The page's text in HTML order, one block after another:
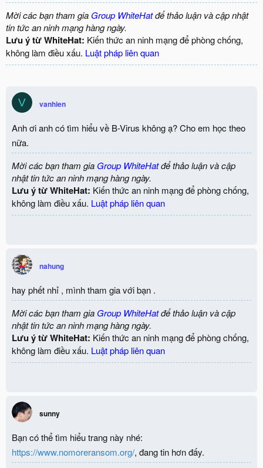
Mời các bạn tham gia Group WhiteHatđể thảo luận và cập nhật
tin tức an ninh mạng hàng ngày.
Lưu ý từ WhiteHat: Kiến thức an ninh mạng để phòng chống,
không làm điều xấu. Luật pháp liên quan
V vanhien
Anh ơi anh có tìm hiểu về B-Virus không ạ? Cho em học theo
nữa.
Mời các bạn tham gia Group WhiteHatđể thảo luận và cập
nhật tin tức an ninh mạng hàng ngày.
Lưu ý từ WhiteHat: Kiến thức an ninh mạng để phòng chống,
không làm điều xấu. Luật pháp liên quan
nahung
hay phết nhỉ , mình tham gia với bạn .
Mời các bạn tham gia Group WhiteHatđể thảo luận và cập
nhật tin tức an ninh mạng hàng ngày.
Lưu ý từ WhiteHat: Kiến thức an ninh mạng để phòng chống,
không làm điều xấu. Luật pháp liên quan
sunny
Bạn có thể tìm hiểu trang này nhé:
https://www.nomoreransom.org/, đang tin hơn đấy.